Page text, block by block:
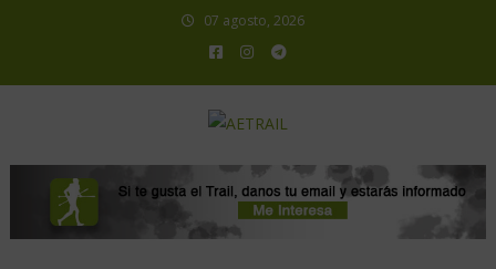
07 agosto, 2026